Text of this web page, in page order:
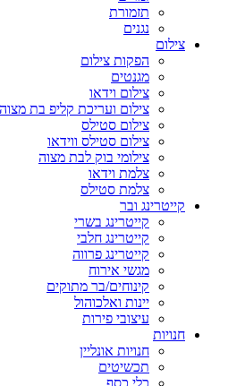
תזמורת
נגנים
צילום
הפקות צילום
מגנטים
צילום וידאו
צילום ועריכת קליפ בת מצוה
צילום סטילס
צילום סטילס ווידאו
צילומי בוק לבת מצוה
צלמת וידאו
צלמת סטילס
קייטרינג ובר
קייטרינג בשרי
קייטרינג חלבי
קייטרינג פרווה
מגשי אירוח
קינוחים/בר מתוקים
יינות ואלכוהול
עיצובי פירות
חנויות
חנויות אונליין
תכשיטים
כלי כסף